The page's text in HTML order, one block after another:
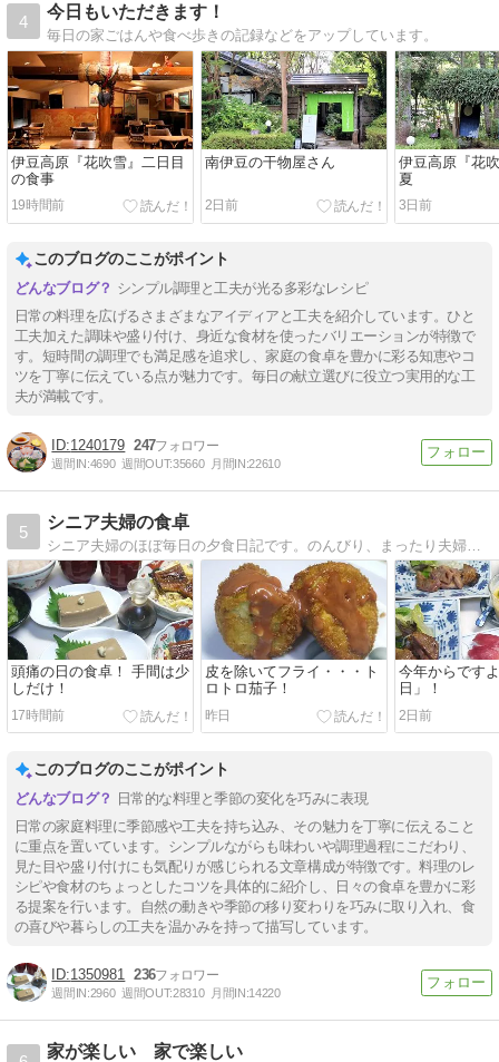
4
今日もいただきます！
毎日の家ごはんや食べ歩きの記録などをアップしています。
伊豆高原『花吹雪』二日目
の食事
19時間前
南伊豆の干物屋さん
2日前
伊豆高原『花
夏
3日前
このブログのここがポイント
シンプル調理と工夫が光る多彩なレシピ
日常の料理を広げるさまざまなアイディアと工夫を紹介しています。ひと
工夫加えた調味や盛り付け、身近な食材を使ったバリエーションが特徴で
す。短時間の調理でも満足感を追求し、家庭の食卓を豊かに彩る知恵やコ
ツを丁寧に伝えている点が魅力です。毎日の献立選びに役立つ実用的な工
夫が満載です。
1240179 247
週間IN:4690 週間OUT:35660 月間IN:22610
5
シニア夫婦の食卓
シニア夫婦のほぼ毎日の夕食日記です。のんびり、まったり夫婦のおとぼけの毎日をつづります。
頭痛の日の食卓！ 手間は少
しだけ！
17時間前
皮を除いてフライ・・・ト
ロトロ茄子！
昨日
今年からです
日」！
2日前
このブログのここがポイント
日常的な料理と季節の変化を巧みに表現
日常の家庭料理に季節感や工夫を持ち込み、その魅力を丁寧に伝えること
に重点を置いています。シンプルながらも味わいや調理過程にこだわり、
見た目や盛り付けにも気配りが感じられる文章構成が特徴です。料理のレ
シピや食材のちょっとしたコツを具体的に紹介し、日々の食卓を豊かに彩
る提案を行います。自然の動きや季節の移り変わりを巧みに取り入れ、食
の喜びや暮らしの工夫を温かみを持って描写しています。
1350981 236
週間IN:2960 週間OUT:28310 月間IN:14220
家が楽しい 家で楽しい